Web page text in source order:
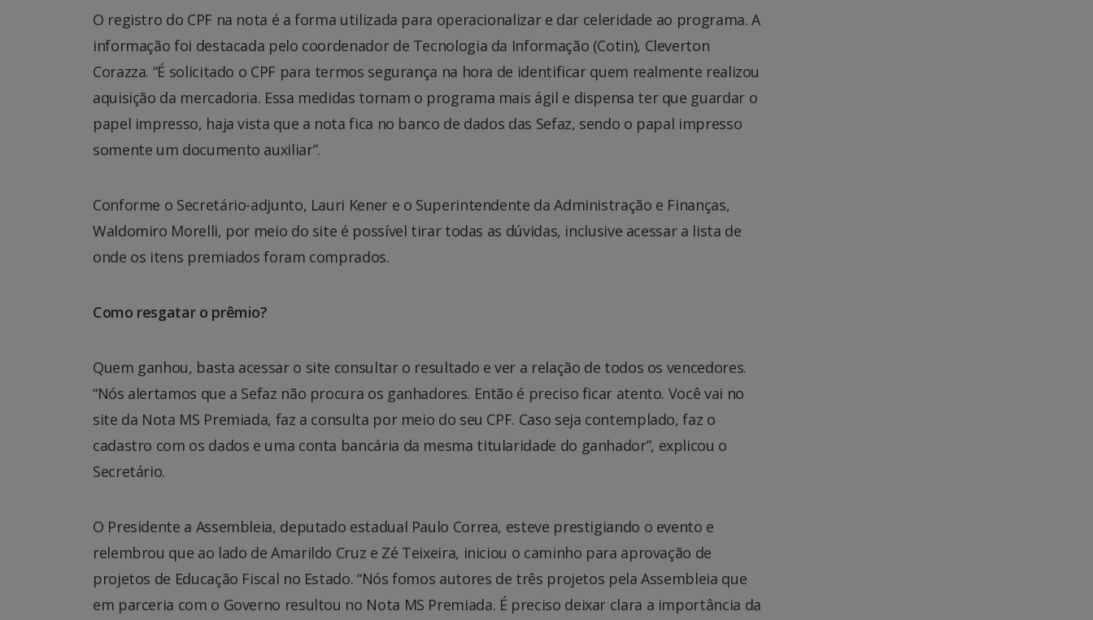
O registro do CPF na nota é a forma utilizada para operacionalizar e dar celeridade ao programa. A
informação foi destacada pelo coordenador de Tecnologia da Informação (Cotin), Cleverton
Corazza. “É solicitado o CPF para termos segurança na hora de identificar quem realmente realizou
aquisição da mercadoria. Essa medidas tornam o programa mais ágil e dispensa ter que guardar o
papel impresso, haja vista que a nota fica no banco de dados das Sefaz, sendo o papal impresso
somente um documento auxiliar”.
Conforme o Secretário-adjunto, Lauri Kener e o Superintendente da Administração e Finanças,
Waldomiro Morelli, por meio do site é possível tirar todas as dúvidas, inclusive acessar a lista de
onde os itens premiados foram comprados.
Como resgatar o prêmio?
Quem ganhou, basta acessar o site consultar o resultado e ver a relação de todos os vencedores.
“Nós alertamos que a Sefaz não procura os ganhadores. Então é preciso ficar atento. Você vai no
site da Nota MS Premiada, faz a consulta por meio do seu CPF. Caso seja contemplado, faz o
cadastro com os dados e uma conta bancária da mesma titularidade do ganhador”, explicou o
Secretário.
O Presidente a Assembleia, deputado estadual Paulo Correa, esteve prestigiando o evento e
relembrou que ao lado de Amarildo Cruz e Zé Teixeira, iniciou o caminho para aprovação de
projetos de Educação Fiscal no Estado. “Nós fomos autores de três projetos pela Assembleia que
em parceria com o Governo resultou no Nota MS Premiada. É preciso deixar clara a importância da